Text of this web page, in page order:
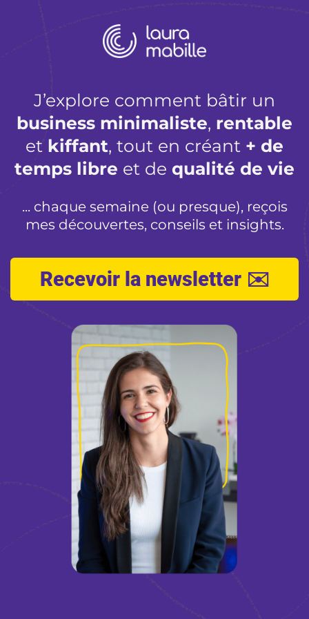
J’explore comment bâtir un
business minimaliste, rentable
et kiffant, tout en créant + de
temps libre et de qualité de vie
... chaque semaine (ou presque), reçois
mes découvertes, conseils et insights.
Recevoir la newsletter ✉️